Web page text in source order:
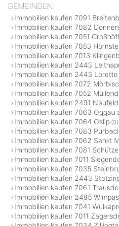
GEMEINDEN
Immobilien kaufen 7091
Immobilien kaufen 7082
Immobilien kaufen 7051
Immobilien kaufen 7053
Immobilien kaufen 7013
Immobilien kaufen 2443
Immobilien kaufen 2443 Loretto
Immobilien kaufen 7072
Immobilien kaufen 7052
Immobilien kaufen 2491
Immobilien kaufen 7063 Oggau
Immobilien kaufen 7064 Oslip (0)
Immobilien kaufen 7083
Immobilien kaufen 7062 Sankt
Immobilien kaufen 7081
Immobilien kaufen 7011
Immobilien kaufen 7035
Immobilien kaufen 2443
Immobilien kaufen 7061
Immobilien kaufen 2485
Immobilien kaufen 7041
Immobilien kaufen 7011